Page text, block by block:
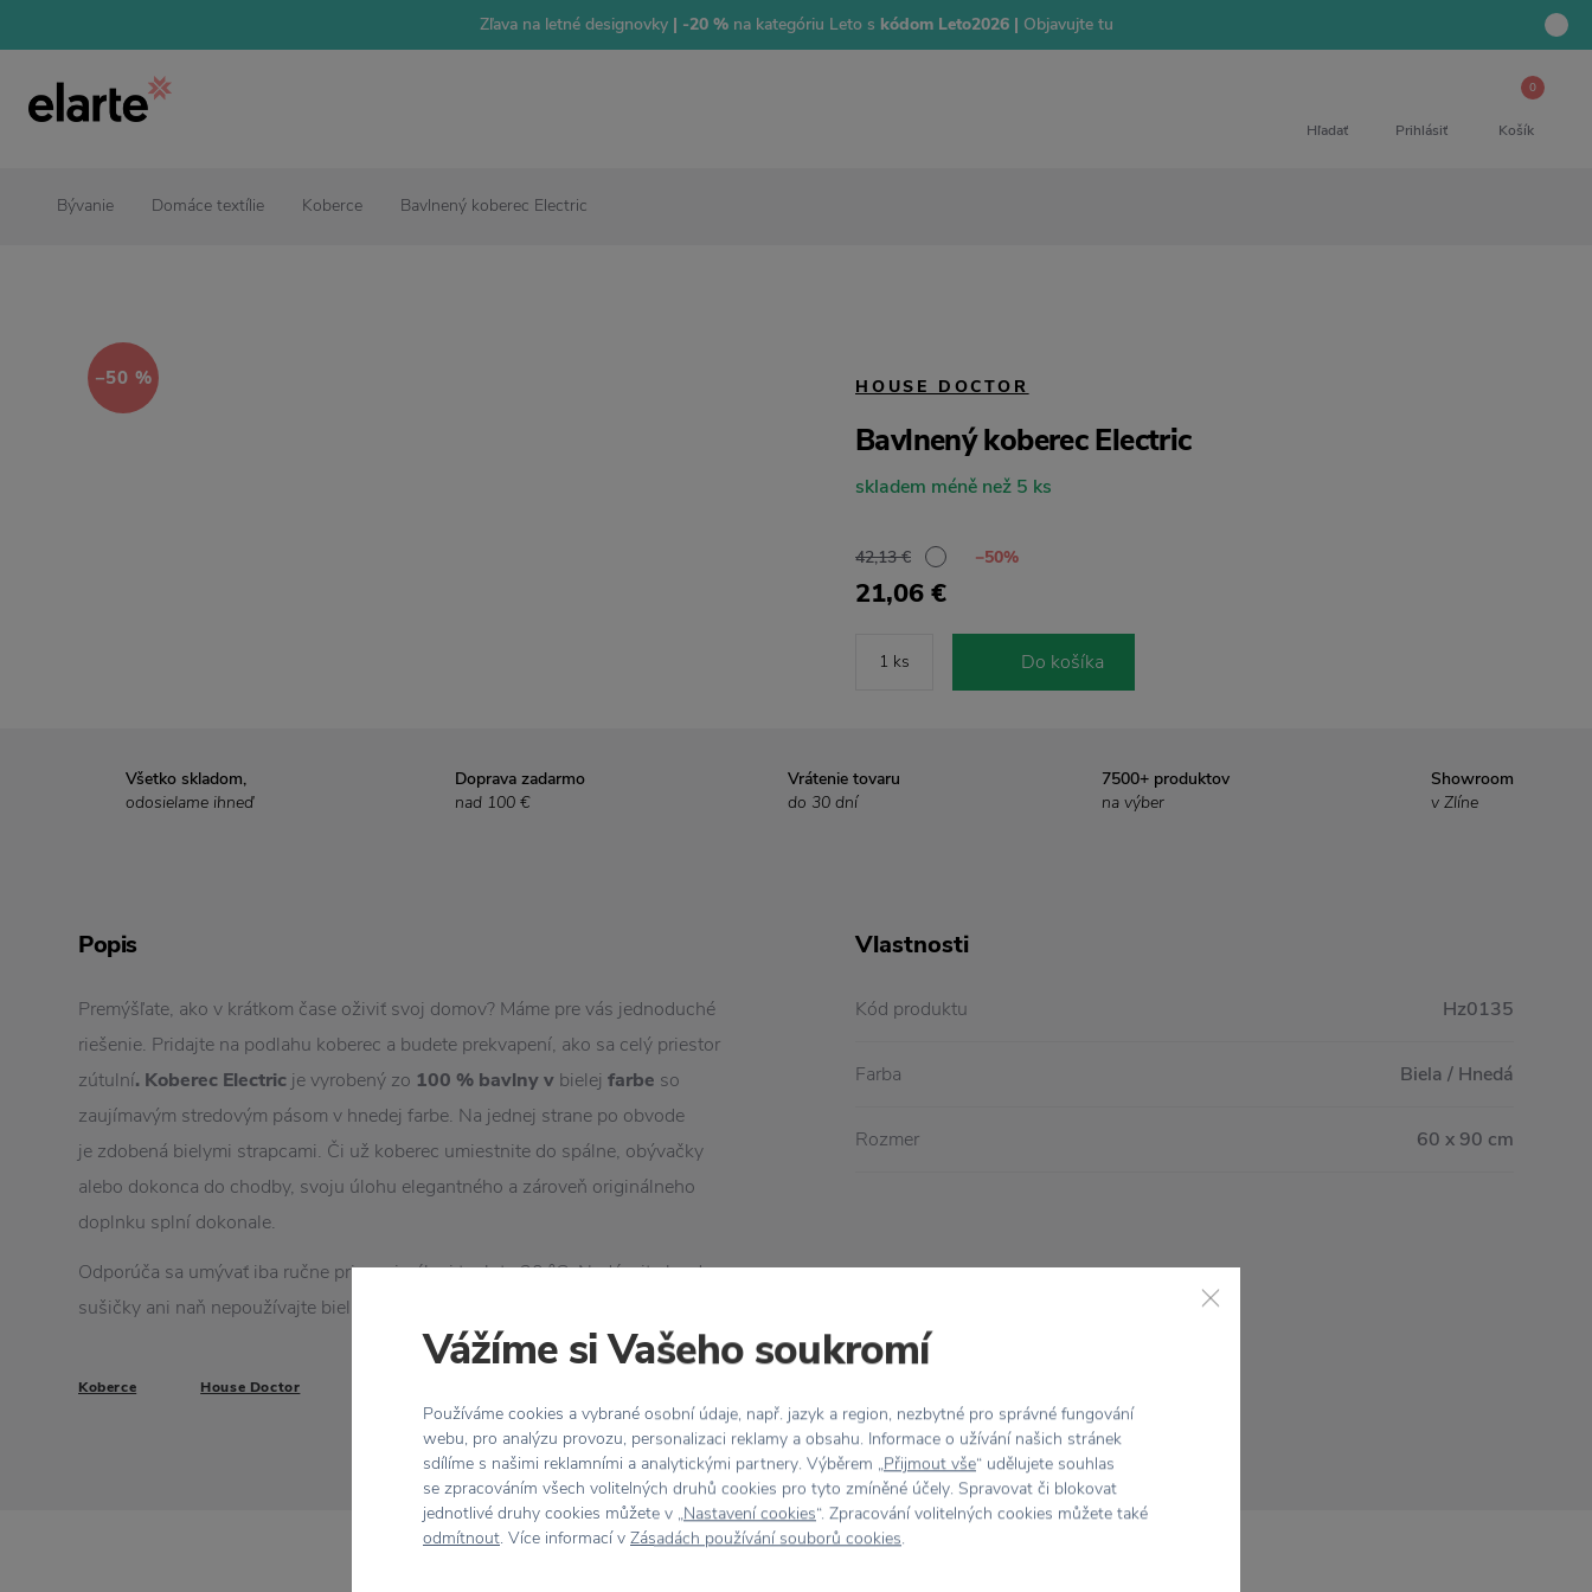
Zľava na letné designovky| -20 % na kategóriu Leto s kódom Leto2026 | Objavujte tu
Hľadať Prihlásiť
0
Košík
Bývanie Domáce textílie Koberce Bavlnený koberec Electric
−50 % HOUSE DOCTOR
Bavlnený koberec Electric
skladem méně než 5 ks
42,13 € −50%
21,06 €
Do košíka
Všetko skladom,
odosielame ihneď
Doprava zadarmo
nad 100 €
Vrátenie tovaru
do 30 dní
7500+ produktov
na výber
Showroom
v Zlíne
Popis
Premýšľate, ako v krátkom čase oživiť svoj domov? Máme pre vás jednoduché
riešenie. Pridajte na podlahu koberec a budete prekvapení, ako sa celý priestor
zútulní. Koberec Electric je vyrobený zo 100 % bavlny v bielej farbe so
zaujímavým stredovým pásom v hnedej farbe. Na jednej strane po obvode
je zdobená bielymi strapcami. Či už koberec umiestnite do spálne, obývačky
alebo dokonca do chodby, svoju úlohu elegantného a zároveň originálneho
doplnku splní dokonale.
Odporúča sa umývať iba ručne pri maximálnej teplote 30 °C. Nedávajte ho do
sušičky ani naň nepoužívajte bielidlo.
Koberce House Doctor
Vlastnosti
Kód produktu Hz0135
Farba Biela / Hnedá
Rozmer 60 x 90 cm
Vážíme si Vašeho soukromí
Používáme cookies a vybrané osobní údaje, např. jazyk a region, nezbytné pro správné fungování
webu, pro analýzu provozu, personalizaci reklamy a obsahu. Informace o užívání našich stránek
sdílíme s našimi reklamními a analytickými partnery. Výběrem „Přijmout vše“ udělujete souhlas
se zpracováním všech volitelných druhů cookies pro tyto zmíněné účely. Spravovat či blokovat
jednotlivé druhy cookies můžete v „Nastavení cookies“. Zpracování volitelných cookies můžete také
odmítnout. Více informací v Zásadách používání souborů cookies.